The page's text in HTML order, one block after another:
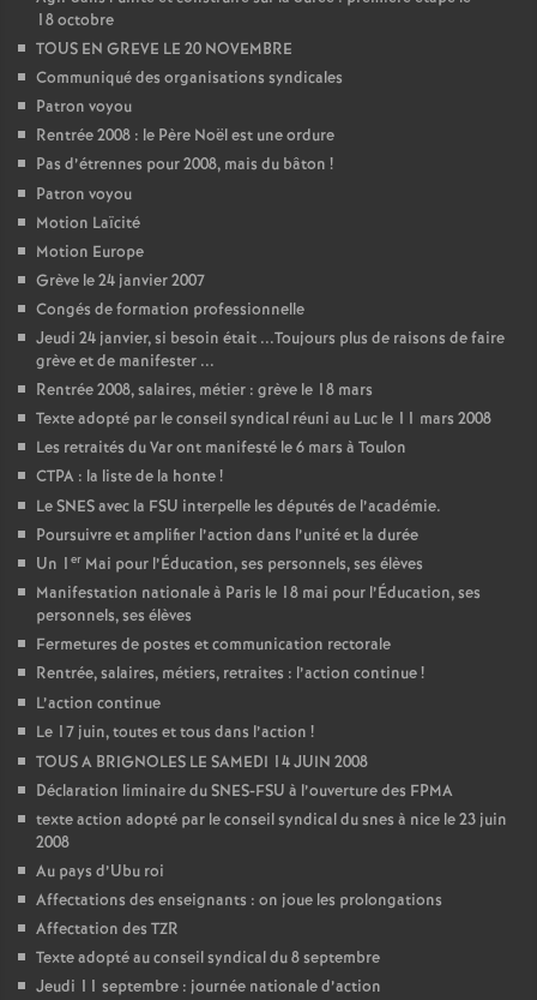
18 octobre
TOUS EN GREVE LE 20 NOVEMBRE
Communiqué des organisations syndicales
Patron voyou
Rentrée 2008 : le Père Noël est une ordure
Pas d’étrennes pour 2008, mais du bâton !
Patron voyou
Motion Laïcité
Motion Europe
Grève le 24 janvier 2007
Congés de formation professionnelle
Jeudi 24 janvier, si besoin était ...Toujours plus de raisons de faire
grève et de manifester ...
Rentrée 2008, salaires, métier : grève le 18 mars
Texte adopté par le conseil syndical réuni au Luc le 11 mars 2008
Les retraités du Var ont manifesté le 6 mars à Toulon
CTPA : la liste de la honte!
Le SNES avec la FSU interpelle les députés de l’académie.
Poursuivre et amplifier l’action dans l’unité et la durée
Un 1 er Mai pour l’Éducation, ses personnels, ses élèves
Manifestation nationale à Paris le 18 mai pour l’Éducation, ses
personnels, ses élèves
Fermetures de postes et communication rectorale
Rentrée, salaires, métiers, retraites : l’action continue!
L’action continue
Le 17 juin, toutes et tous dans l’action !
TOUS A BRIGNOLES LE SAMEDI 14 JUIN 2008
Déclaration liminaire du SNES-FSU à l’ouverture des FPMA
texte action adopté par le conseil syndical du snes à nice le 23 juin
2008
Au pays d’Ubu roi
Affectations des enseignants : on joue les prolongations
Affectation des TZR
Texte adopté au conseil syndical du 8 septembre
Jeudi 11 septembre : journée nationale d’action